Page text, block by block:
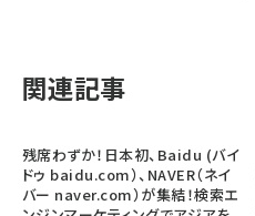
関連記事
残席わずか！日本初、Baidu (バイ
ドゥ baidu.com）、NAVER（ネイ
バー naver.com）が集結！検索エ